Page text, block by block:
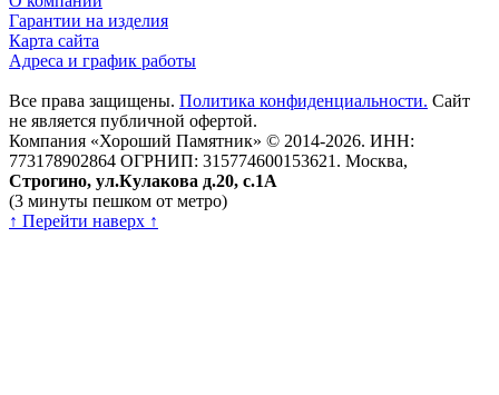
Гарантии на изделия
Карта сайта
Адреса и график работы
Все права защищены. Политика конфиденциальности. Сайт
не является публичной офертой.
Компания «Хороший Памятник» © 2014-2026. ИНН:
773178902864 ОГРНИП: 315774600153621. Москва,
Строгино, ул.Кулакова д.20, с.1А
(3 минуты пешком от метро)
↑ Перейти наверх ↑